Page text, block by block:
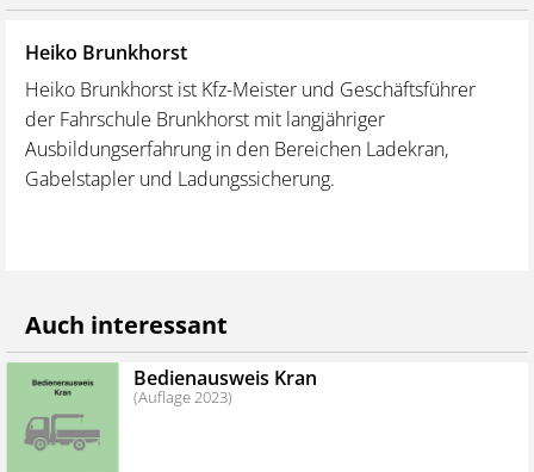
Heiko Brunkhorst
Heiko Brunkhorst ist Kfz-Meister und Geschäftsführer
der Fahrschule Brunkhorst mit langjähriger
Ausbildungserfahrung in den Bereichen Ladekran,
Gabelstapler und Ladungssicherung.
Auch interessant
Bedienausweis Kran
(Auflage 2023)